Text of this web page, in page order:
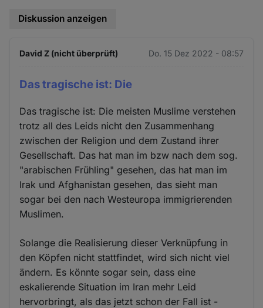
Diskussion anzeigen
David Z (nicht überprüft) Do. 15 Dez 2022 - 08:57
Das tragische ist: Die
Das tragische ist: Die meisten Muslime verstehen
trotz all des Leids nicht den Zusammenhang
zwischen der Religion und dem Zustand ihrer
Gesellschaft. Das hat man im bzw nach dem sog.
"arabischen Frühling" gesehen, das hat man im
Irak und Afghanistan gesehen, das sieht man
sogar bei den nach Westeuropa immigrierenden
Muslimen.
Solange die Realisierung dieser Verknüpfung in
den Köpfen nicht stattfindet, wird sich nicht viel
ändern. Es könnte sogar sein, dass eine
eskalierende Situation im Iran mehr Leid
hervorbringt, als das jetzt schon der Fall ist -